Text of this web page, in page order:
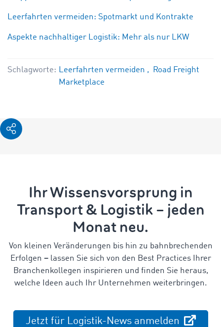
Leerfahrten vermeiden: Spotmarkt und Kontrakte
Aspekte nachhaltiger Logistik: Mehr als nur LKW
Schlagworte: Leerfahrten vermeiden
Road Freight
Marketplace
Ihr Wissensvorsprung in
Transport & Logistik – jeden
Monat neu.
Von kleinen Veränderungen bis hin zu bahnbrechenden
Erfolgen –lassen Sie sich von den Best Practices Ihrer
Branchenkollegen inspirieren und finden Sie heraus,
welche Ideen auch Ihr Unternehmen weiterbringen.
Jetzt für Logistik-News anmelden